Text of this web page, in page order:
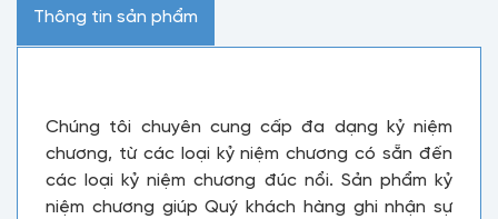
Thông tin sản phẩm
Chúng tôi chuyên cung cấp đa dạng kỷ niệm
chương, từ các loại kỷ niệm chương có sẵn đến
các loại kỷ niệm chương đúc nổi. Sản phẩm kỷ
niệm chương giúp Quý khách hàng ghi nhận sự